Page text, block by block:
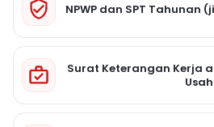
NPWP dan SPT Tahunan
Surat Keterangan Kerja